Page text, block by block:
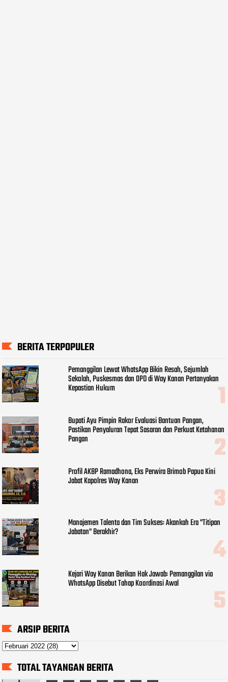
BERITA TERPOPULER
Pemanggilan Lewat WhatsApp Bikin Resah, Sejumlah
Sekolah, Puskesmas dan OPD di Way Kanan Pertanyakan
Kepastian Hukum
Bupati Ayu Pimpin Rakor Evaluasi Bantuan Pangan,
Pastikan Penyaluran Tepat Sasaran dan Perkuat Ketahanan
Pangan
Profil AKBP Ramadhona, Eks Perwira Brimob Papua Kini
Jabat Kapolres Way Kanan
Manajemen Talenta dan Tim Sukses: Akankah Era "Titipan
Jabatan" Berakhir?
Kejari Way Kanan Berikan Hak Jawab: Pemanggilan via
WhatsApp Disebut Tahap Koordinasi Awal
ARSIP BERITA
TOTAL TAYANGAN BERITA